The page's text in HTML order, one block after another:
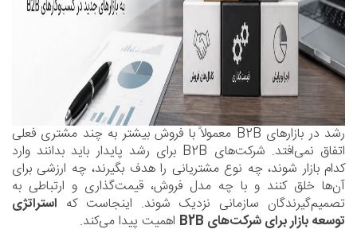
رشد در بازارهای B2B معمولاً با فروش بیشتر به چند مشتری فعلی
اتفاق نمی‌افتد. شرکت‌های B2B برای رشد پایدار باید بدانند وارد
کدام بازار شوند، چه نوع مشتریانی را هدف بگیرند، چه ارزشی برای
آن‌ها خلق کنند و با چه مدل فروش، قیمت‌گذاری و ارتباطی به
تصمیم‌گیرندگان سازمانی نزدیک شوند. اینجاست که استراتژی
توسعه بازار برای شرکت‌های B2B
اهمیت پیدا می‌کند.